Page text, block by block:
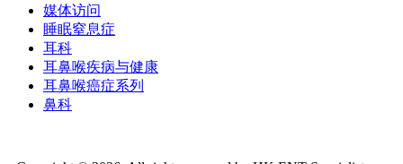
媒体访问
睡眠窒息症
耳科
耳鼻喉疾病与健康
耳鼻喉癌症系列
鼻科